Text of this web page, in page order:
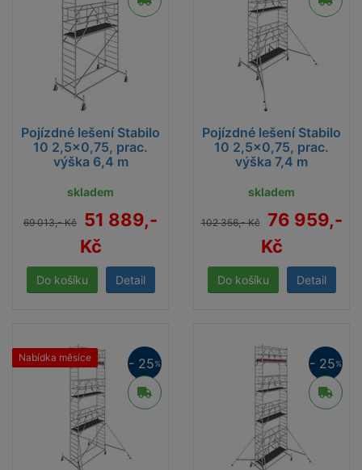
Pojízdné lešení Stabilo
10 2,5x0,75, prac.
výška 6,4 m
skladem
69 013,- Kč
51 889,-
Kč
Detail
Pojízdné lešení Stabilo
10 2,5x0,75, prac.
výška 7,4 m
skladem
102 356,- Kč
76 959,-
Kč
Detail
Nabídka měsíce - 25% - 25%